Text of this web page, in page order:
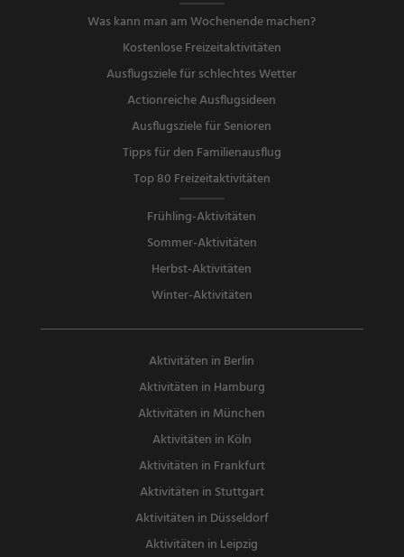
Was kann man am Wochenende machen?
Kostenlose Freizeitaktivitäten
Ausflugsziele für schlechtes Wetter
Actionreiche Ausflugsideen
Ausflugsziele für Senioren
Tipps für den Familienausflug
Top 80 Freizeitaktivitäten
Frühling-Aktivitäten
Sommer-Aktivitäten
Herbst-Aktivitäten
Winter-Aktivitäten
Aktivitäten in Berlin
Aktivitäten in Hamburg
Aktivitäten in München
Aktivitäten in Köln
Aktivitäten in Frankfurt
Aktivitäten in Stuttgart
Aktivitäten in Düsseldorf
Aktivitäten in Leipzig